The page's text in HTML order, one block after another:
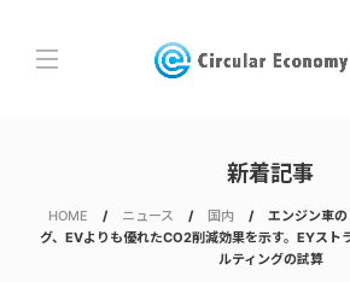
新着記事
HOME ニュース 国内
エンジン車
グ、EVよりも優れたCO2削減効果を示す。EYスト
ルティングの試算